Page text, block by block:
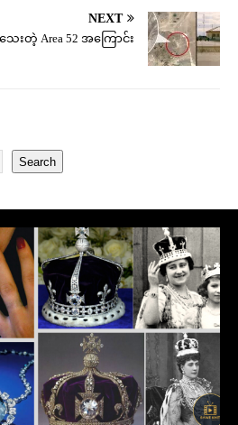
NEXT
တဲ့ Area 52 အကြောင်း
Search